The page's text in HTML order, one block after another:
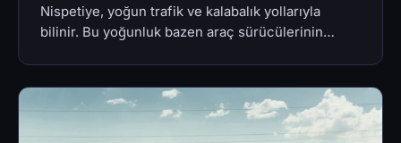
Nispetiye, yoğun trafik ve kalabalık yollarıyla
bilinir. Bu yoğunluk bazen araç sürücülerinin…